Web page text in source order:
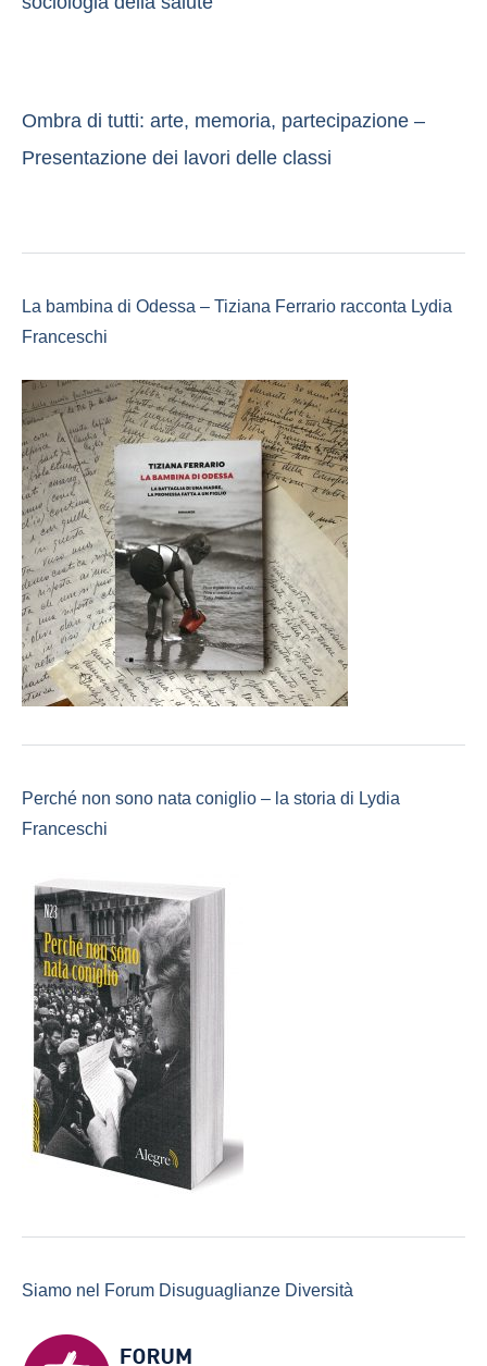
Ombra di tutti: arte, memoria, partecipazione –
Presentazione dei lavori delle classi
La bambina di Odessa – Tiziana Ferrario racconta Lydia
Franceschi
Perché non sono nata coniglio – la storia di Lydia
Franceschi
Siamo nel Forum Disuguaglianze Diversità